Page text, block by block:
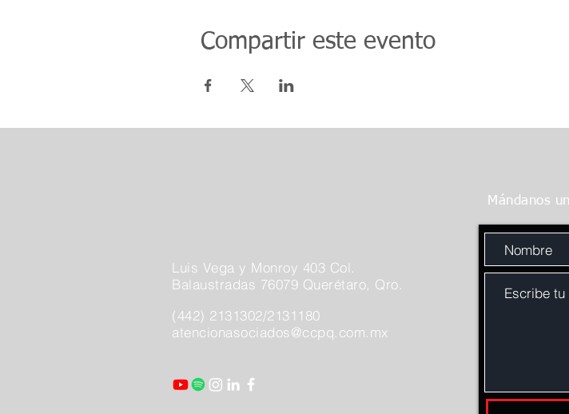
Compartir este evento
Mándanos
Luis Vega y Monroy 403 Col.
Balaustradas 76079 Querétaro, Qro.
(442) 2131302/2131180
atencionasociados@ccpq.com.mx